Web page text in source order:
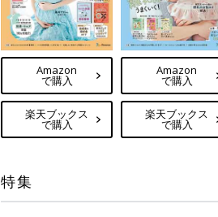
Amazon
で購入
楽天ブックス
で購入
Amazon
で購入
楽天ブックス
で購入
特集